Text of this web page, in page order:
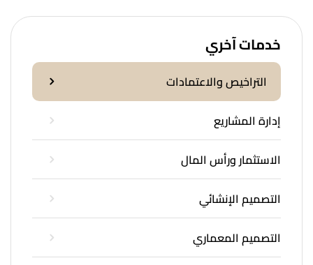
خدمات آخري
التراخيص والاعتمادات
إدارة المشاريع
الاستثمار ورأس المال
التصميم الإنشائي
التصميم المعماري